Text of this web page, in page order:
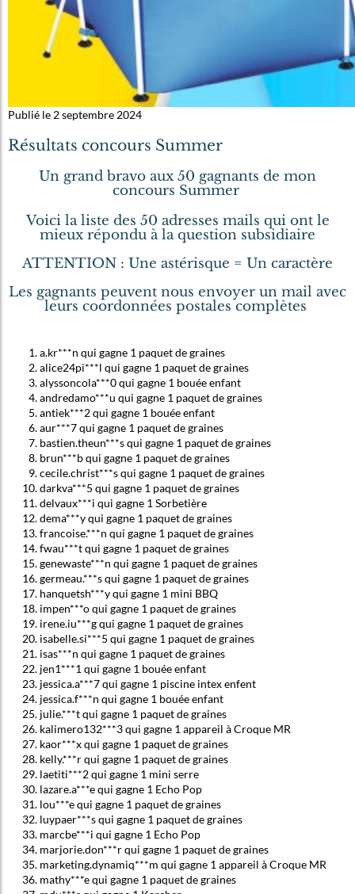
Publié le 2 septembre 2024
Résultats concours Summer
Un grand bravo aux 50 gagnants de mon
concours Summer
Voici la liste des 50 adresses mails qui ont le
mieux répondu à la question subsidiaire
ATTENTION : Une astérisque = Un caractère
Les gagnants peuvent nous envoyer un mail avec
leurs coordonnées postales complètes
a.kr***n qui gagne 1 paquet de graines
alice24pi***l qui gagne 1 paquet de graines
alyssoncola***0 qui gagne 1 bouée enfant
andredamo***u qui gagne 1 paquet de graines
antiek***2 qui gagne 1 bouée enfant
aur***7 qui gagne 1 paquet de graines
bastien.theun***s qui gagne 1 paquet de graines
brun***b qui gagne 1 paquet de graines
cecile.christ***s qui gagne 1 paquet de graines
darkva***5 qui gagne 1 paquet de graines
delvaux***i qui gagne 1 Sorbetière
dema***y qui gagne 1 paquet de graines
francoise.***n qui gagne 1 paquet de graines
fwau***t qui gagne 1 paquet de graines
genewaste***n qui gagne 1 paquet de graines
germeau.***s qui gagne 1 paquet de graines
hanquetsh***y qui gagne 1 mini BBQ
impen***o qui gagne 1 paquet de graines
irene.iu***g qui gagne 1 paquet de graines
isabelle.si***5 qui gagne 1 paquet de graines
isas***n qui gagne 1 paquet de graines
jen1***1 qui gagne 1 bouée enfant
jessica.a***7 qui gagne 1 piscine intex enfent
jessica.f***n qui gagne 1 bouée enfant
julie.***t qui gagne 1 paquet de graines
kalimero132***3 qui gagne 1 appareil à Croque MR
kaor***x qui gagne 1 paquet de graines
kelly.***r qui gagne 1 paquet de graines
laetiti***2 qui gagne 1 mini serre
lazare.a***e qui gagne 1 Echo Pop
lou***e qui gagne 1 paquet de graines
luypaer***s qui gagne 1 paquet de graines
marcbe***i qui gagne 1 Echo Pop
marjorie.don***r qui gagne 1 paquet de graines
marketing.dynamiq***m qui gagne 1 appareil à Croque MR
mathy***e qui gagne 1 paquet de graines